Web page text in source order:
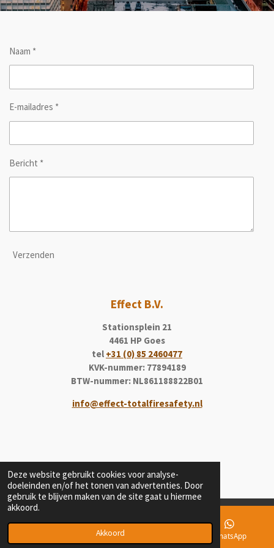
Deze website gebruikt cookies voor analyse-
doeleinden en/of het tonen van advertenties. Door
gebruik te blijven maken van de site gaat u hiermee
akkoord.
Akkoord
Naam *
E-mailadres *
Bericht *
Verzenden
Effect B.V.
Stationsplein 21
4461 HP Goes
tel +31 (0) 85 2460477
KVK-nummer: 77894189
BTW-nummer: NL861188822B01
info@effect-totalfiresafety.nl
Powered byJouwWeb
Telefoonnummer WhatsApp